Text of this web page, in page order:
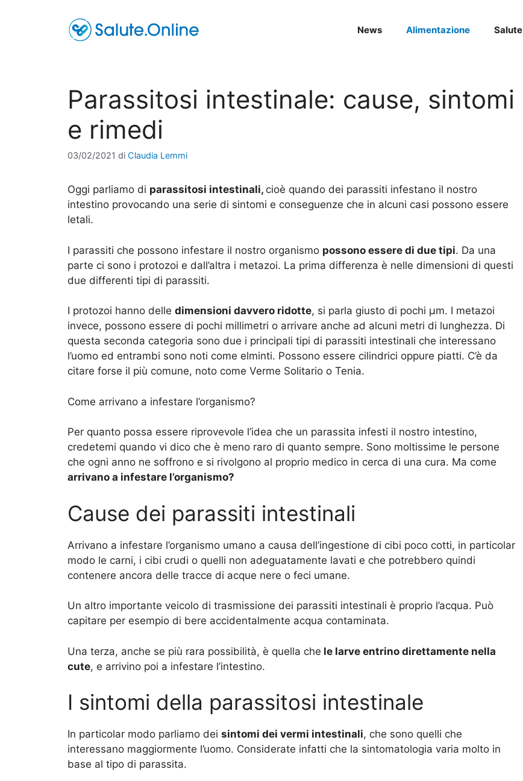
News Alimentazione Salute
Parassitosi intestinale: cause, sintomi
e rimedi
03/02/2021 di Claudia Lemmi
Oggi parliamo di parassitosi intestinali, cioè quando dei parassiti infestano il nostro
intestino provocando una serie di sintomi e conseguenze che in alcuni casi possono essere
letali.
I parassiti che possono infestare il nostro organismo possono essere di due tipi. Da una
parte ci sono i protozoi e dall’altra i metazoi. La prima differenza è nelle dimensioni di questi
due differenti tipi di parassiti.
I protozoi hanno delle dimensioni davvero ridotte, si parla giusto di pochi μm. I metazoi
invece, possono essere di pochi millimetri o arrivare anche ad alcuni metri di lunghezza. Di
questa seconda categoria sono due i principali tipi di parassiti intestinali che interessano
l’uomo ed entrambi sono noti come elminti. Possono essere cilindrici oppure piatti. C’è da
citare forse il più comune, noto come Verme Solitario o Tenia.
Come arrivano a infestare l’organismo?
Per quanto possa essere riprovevole l’idea che un parassita infesti il nostro intestino,
credetemi quando vi dico che è meno raro di quanto sempre. Sono moltissime le persone
che ogni anno ne soffrono e si rivolgono al proprio medico in cerca di una cura. Ma come
arrivano a infestare l’organismo?
Cause dei parassiti intestinali
Arrivano a infestare l’organismo umano a causa dell’ingestione di cibi poco cotti, in particolar
modo le carni, i cibi crudi o quelli non adeguatamente lavati e che potrebbero quindi
contenere ancora delle tracce di acque nere o feci umane.
Un altro importante veicolo di trasmissione dei parassiti intestinali è proprio l’acqua. Può
capitare per esempio di bere accidentalmente acqua contaminata.
Una terza, anche se più rara possibilità, è quella che le larve entrino direttamente nella
cute, e arrivino poi a infestare l’intestino.
I sintomi della parassitosi intestinale
In particolar modo parliamo dei sintomi dei vermi intestinali, che sono quelli che
interessano maggiormente l’uomo. Considerate infatti che la sintomatologia varia molto in
base al tipo di parassita.